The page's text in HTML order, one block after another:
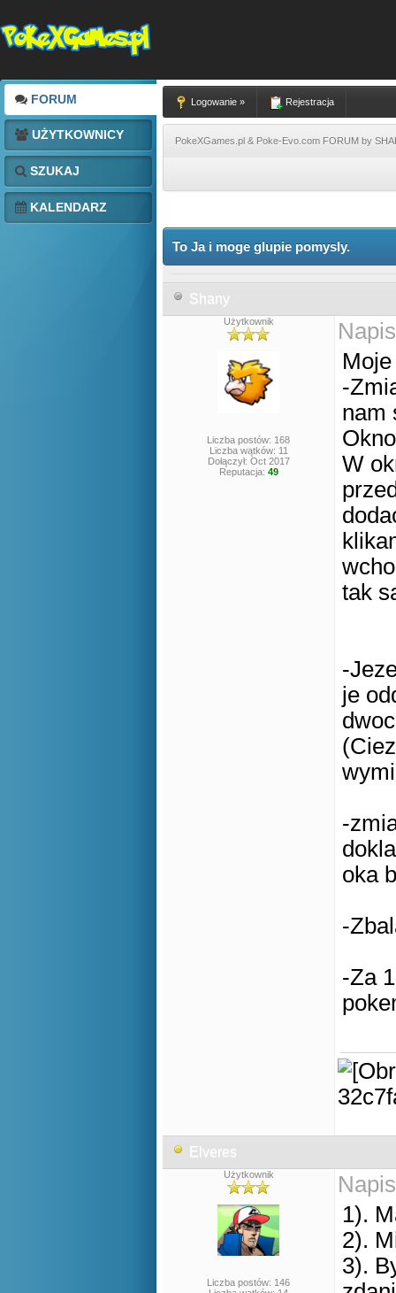
FORUM
UŻYTKOWNICY
SZUKAJ
KALENDARZ
Logowanie » Rejestracja
PokeXGames.pl & Poke-Evo.com FORUM by
To Ja i moge glupie pomysly.
Shany
Użytkownik
Liczba postów: 168
Liczba wątków: 11
Dołączył: Oct 2017
Reputacja: 49
-
nam
W
tak
-
je
-
oka
-
-Za
Elveres
Użytkownik
Liczba postów: 146
1).
2).
3).